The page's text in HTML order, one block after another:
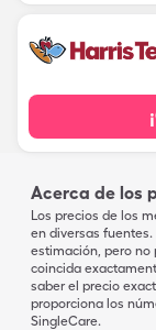
Acerca de los
Los precios de los
en diversas
estimación, pero no
coincida
saber el precio
proporciona los
SingleCare.